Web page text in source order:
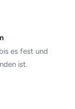
es fest und
ist.